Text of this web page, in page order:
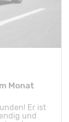
Monat
Er ist
und